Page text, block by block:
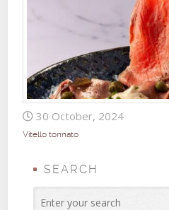
30 October, 2024
Vitello tonnato
SEARCH